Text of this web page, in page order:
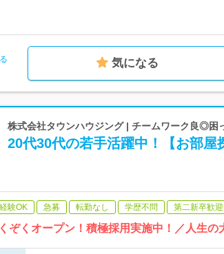
気になる
株式会社タウンハウジング | チームワーク良◎困
20代30代の若手活躍中！【お部
験OK 急募 転勤なし 学歴不問 第二新卒歓迎
ぞくオープン！積極採用実施中！／人生